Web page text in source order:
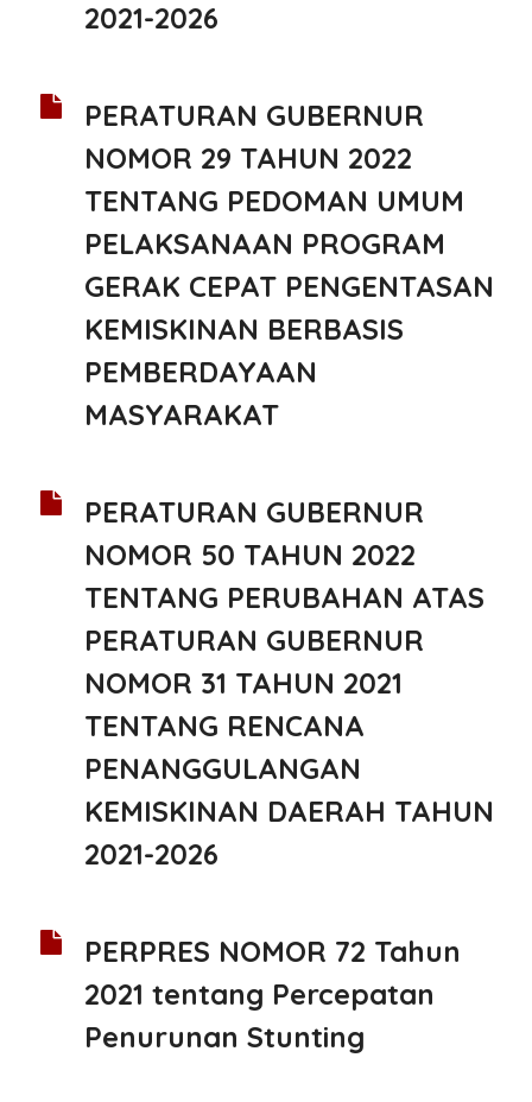
2021-2026
PERATURAN GUBERNUR
NOMOR 29 TAHUN 2022
TENTANG PEDOMAN UMUM
PELAKSANAAN PROGRAM
GERAK CEPAT PENGENTASAN
KEMISKINAN BERBASIS
PEMBERDAYAAN
MASYARAKAT
PERATURAN GUBERNUR
NOMOR 50 TAHUN 2022
TENTANG PERUBAHAN ATAS
PERATURAN GUBERNUR
NOMOR 31 TAHUN 2021
TENTANG RENCANA
PENANGGULANGAN
KEMISKINAN DAERAH TAHUN
2021-2026
PERPRES NOMOR 72 Tahun
2021 tentang Percepatan
Penurunan Stunting